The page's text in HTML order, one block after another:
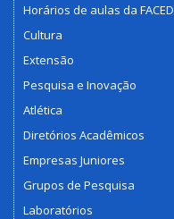
Horários de aulas da FACED
Cultura
Extensão
Pesquisa e Inovação
Atlética
Diretórios Acadêmicos
Empresas Juniores
Grupos de Pesquisa
Laboratórios